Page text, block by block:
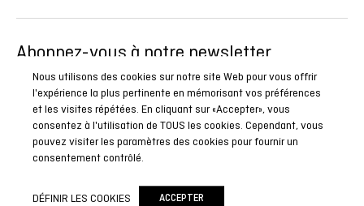
Abonnez-vous à notre newsletter
Soyez le premier à connaître toutes nos actualités, reportages
et promotions spéciales.
ABONNEZ-VOUS
Inverse Inverse custom
Nous utilisons des cookies sur notre site Web pour vous offrir
l'expérience la plus pertinente en mémorisant vos préférences
et les visites répétées. En cliquant sur «Accepter», vous
consentez à l'utilisation de TOUS les cookies. Cependant, vous
pouvez visiter les paramètres des cookies pour fournir un
consentement contrôlé.
DÉFINIR LES COOKIES ACCEPTER